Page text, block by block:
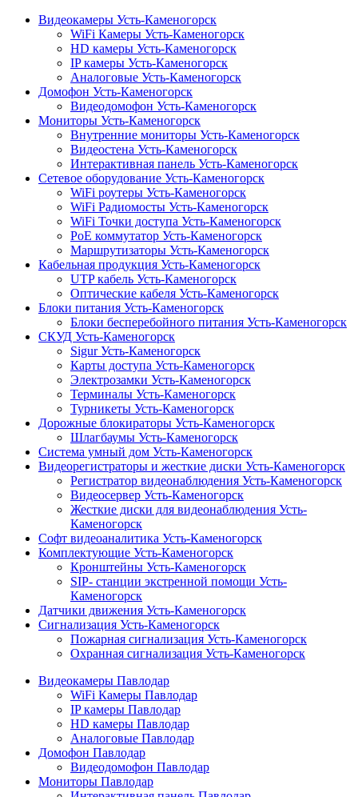
Видеокамеры Усть-Каменогорск
WiFi Камеры Усть-Каменогорск
HD камеры Усть-Каменогорск
IP камеры Усть-Каменогорск
Аналоговые Усть-Каменогорск
Домофон Усть-Каменогорск
Видеодомофон Усть-Каменогорск
Мониторы Усть-Каменогорск
Внутренние мониторы Усть-Каменогорск
Видеостена Усть-Каменогорск
Интерактивная панель Усть-Каменогорск
Сетевое оборудование Усть-Каменогорск
WiFi роутеры Усть-Каменогорск
WiFi Радиомосты Усть-Каменогорск
WiFi Точки доступа Усть-Каменогорск
PoE коммутатор Усть-Каменогорск
Маршрутизаторы Усть-Каменогорск
Кабельная продукция Усть-Каменогорск
UTP кабель Усть-Каменогорск
Оптические кабеля Усть-Каменогорск
Блоки питания Усть-Каменогорск
Блоки бесперебойного питания Усть-Каменогорск
СКУД Усть-Каменогорск
Sigur Усть-Каменогорск
Карты доступа Усть-Каменогорск
Электрозамки Усть-Каменогорск
Терминалы Усть-Каменогорск
Турникеты Усть-Каменогорск
Дорожные блокираторы Усть-Каменогорск
Шлагбаумы Усть-Каменогорск
Система умный дом Усть-Каменогорск
Видеорегистраторы и жесткие диски Усть-Каменогорск
Регистратор видеонаблюдения Усть-Каменогорск
Видеосервер Усть-Каменогорск
Жесткие диски для видеонаблюдения Усть-
Каменогорск
Софт видеоаналитика Усть-Каменогорск
Комплектующие Усть-Каменогорск
Кронштейны Усть-Каменогорск
SIP- станции экстренной помощи Усть-
Каменогорск
Датчики движения Усть-Каменогорск
Сигнализация Усть-Каменогорск
Пожарная сигнализация Усть-Каменогорск
Охранная сигнализация Усть-Каменогорск
Видеокамеры Павлодар
WiFi Камеры Павлодар
IP камеры Павлодар
HD камеры Павлодар
Аналоговые Павлодар
Домофон Павлодар
Видеодомофон Павлодар
Мониторы Павлодар